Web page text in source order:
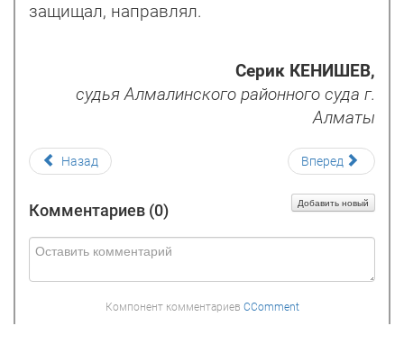
защищал, направлял.
Серик КЕНИШЕВ,
судья Алмалинского районного суда г.
Алматы
Назад Вперед
Комментариев (0) Добавить новый
Компонент комментариев CComment